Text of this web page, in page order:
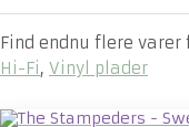
Find endnu flere
Hi-Fi, Vinyl plader